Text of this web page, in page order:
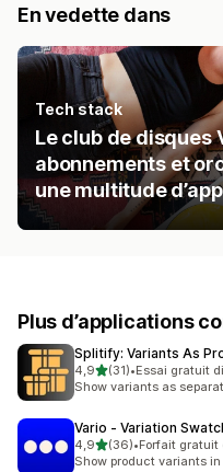
En vedette dans
Tech stack
Le club de disques
abonnements et
une multitude
Plus d’applications
Splitify: Variants As
4,9étoile(s) sur 5
(31)
31 avis au total
•Essai gratuit
Show variants as
Vario ‑ Variation
4,9étoile(s) sur 5
(36)
36 avis au total
•Forfait gratuit
Show product variants